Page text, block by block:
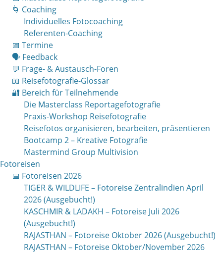
🌀 Coaching
Individuelles Fotocoaching
Referenten-Coaching
📅 Termine
🗣 Feedback
💬 Frage- & Austausch-Foren
📖 Reisefotografie-Glossar
🔐 Bereich für Teilnehmende
Die Masterclass Reportagefotografie
Praxis-Workshop Reisefotografie
Reisefotos organisieren, bearbeiten, präsentieren
Bootcamp 2 – Kreative Fotografie
Mastermind Group Multivision
Fotoreisen
📅 Fotoreisen 2026
TIGER & WILDLIFE – Fotoreise Zentralindien April
2026 (Ausgebucht!)
KASCHMIR & LADAKH – Fotoreise Juli 2026
(Ausgebucht!)
RAJASTHAN – Fotoreise Oktober 2026 (Ausgebucht!)
RAJASTHAN – Fotoreise Oktober/November 2026